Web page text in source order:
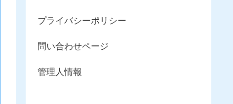
プライバシーポリシー
問い合わせページ
管理人情報